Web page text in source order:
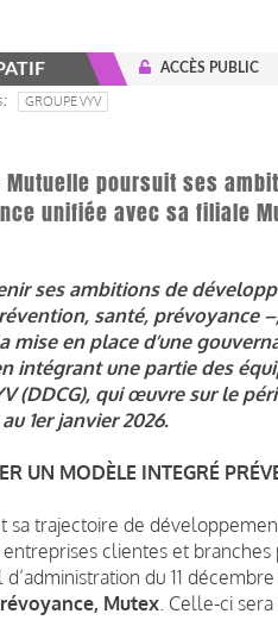
ACCÈS PUBLIC
GROUPE VYV
Mutuelle poursuit ses
unifiée avec sa filiale
ses ambitions de
santé, prévoyance
mise en place d’une
intégrant une partie des
(DDCG), qui œuvre sur le
1er janvier 2026.
UN MODÈLE INTEGRÉ
sa trajectoire de
clientes et
d’administration du 11
Mutex . Celle-ci sera